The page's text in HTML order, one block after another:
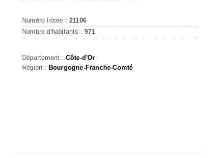
Numéro Insee : 21106
Nombre d'habitants :971
Département : Côte-d'Or
Région : Bourgogne-Franche-Comté